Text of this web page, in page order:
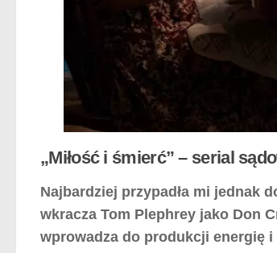
„Miłość i śmierć” – serial
Najbardziej przypadła mi jednak
wkracza Tom Plephrey jako Don
wprowadza do produkcji energię i